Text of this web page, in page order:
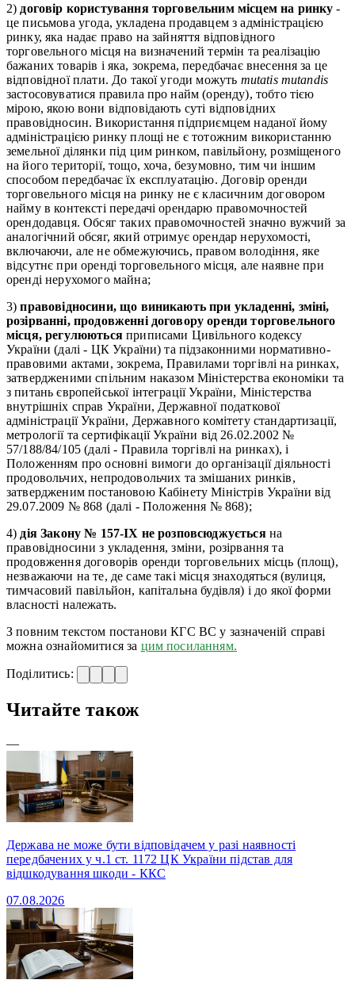
2) договір користування торговельним місцем на ринку -
це письмова угода, укладена продавцем з адміністрацією
ринку, яка надає право на зайняття відповідного
торговельного місця на визначений термін та реалізацію
бажаних товарів і яка, зокрема, передбачає внесення за це
відповідної плати. До такої угоди можуть mutatis mutandis
застосовуватися правила про найм (оренду), тобто тією
мірою, якою вони відповідають суті відповідних
правовідносин. Використання підприємцем наданої йому
адміністрацією ринку площі не є тотожним використанню
земельної ділянки під цим ринком, павільйону, розміщеного
на його території, тощо, хоча, безумовно, тим чи іншим
способом передбачає їх експлуатацію. Договір оренди
торговельного місця на ринку не є класичним договором
найму в контексті передачі орендарю правомочностей
орендодавця. Обсяг таких правомочностей значно вужчий за
аналогічний обсяг, який отримує орендар нерухомості,
включаючи, але не обмежуючись, правом володіння, яке
відсутнє при оренді торговельного місця, але наявне при
оренді нерухомого майна;
3)правовідносини, що виникають при укладенні, зміні,
розірванні, продовженні договору оренди торговельного
місця, регулюютьсяприписами Цивільного кодексу
України (далі - ЦК України) та підзаконними нормативно-
правовими актами, зокрема, Правилами торгівлі на ринках,
затвердженими спільним наказом Міністерства економіки та
з питань європейської інтеграції України, Міністерства
внутрішніх справ України, Державної податкової
адміністрації України, Державного комітету стандартизації,
метрології та сертифікації України від 26.02.2002 №
57/188/84/105 (далі - Правила торгівлі на ринках), і
Положенням про основні вимоги до організації діяльності
продовольчих, непродовольчих та змішаних ринків,
затвердженим постановою Кабінету Міністрів України від
29.07.2009 № 868 (далі - Положення № 868);
4) дія Закону № 157-IX не розповсюджуєтьсяна
правовідносини з укладення, зміни, розірвання та
продовження договорів оренди торговельних місць (площ),
незважаючи на те, де саме такі місця знаходяться (вулиця,
тимчасовий павільйон, капітальна будівля) і до якої форми
власності належать.
З повним текстом постанови КГС ВС у зазначеній справі
можна ознайомитися за цим посиланням.
Поділитись:
Читайте також
—
Держава не може бути відповідачем у разі наявності
передбачених у ч.1 ст. 1172 ЦК України підстав для
відшкодування шкоди - ККС
07.08.2026